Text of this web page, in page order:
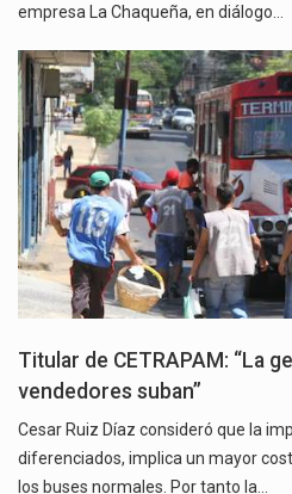
empresa La Chaqueña, en diálogo…
Titular de CETRAPAM: “La
vendedores suban”
Cesar Ruiz Díaz consideró que la
diferenciados, implica un mayor
los buses normales. Por tanto la…